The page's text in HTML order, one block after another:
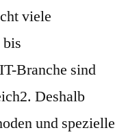
viele
Branche sind
Deshalb
und spezielle